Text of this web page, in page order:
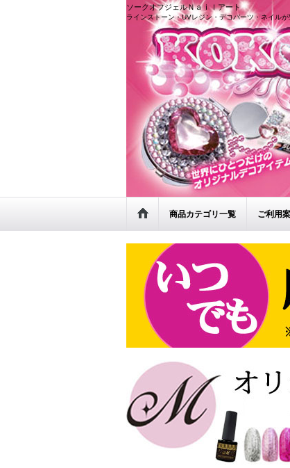
ソークオフジェルＮａｉｌアート
ラインストーン・UVレジン・デコパーツ・ネイル
商品カテゴリ一覧 ご利用